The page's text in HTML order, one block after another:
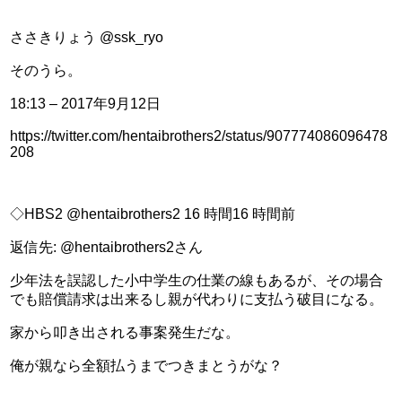
ささきりょう @ssk_ryo
そのうら。
18:13 – 2017年9月12日
https://twitter.com/hentaibrothers2/status/907774086096478
208
◇HBS2 @hentaibrothers2 16 時間16 時間前
返信先: @hentaibrothers2さん
少年法を誤認した小中学生の仕業の線もあるが、その場合
でも賠償請求は出来るし親が代わりに支払う破目になる。
家から叩き出される事案発生だな。
俺が親なら全額払うまでつきまとうがな？